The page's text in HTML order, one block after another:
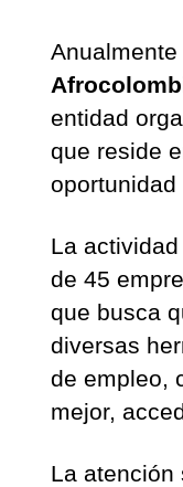
Anualmente
entidad
que reside
oportunidad
La
de 45
que busca
diversas
de empleo,
mejor,
La atención